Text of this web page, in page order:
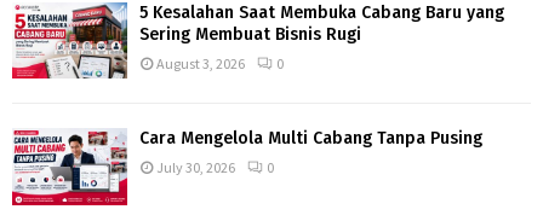
5 Kesalahan Saat Membuka Cabang Baru yang
Sering Membuat Bisnis Rugi
August 3, 2026 0
Cara Mengelola Multi Cabang Tanpa Pusing
July 30, 2026 0